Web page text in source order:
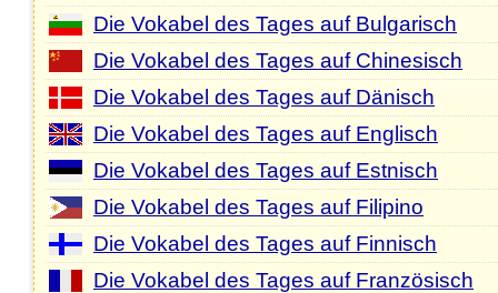
Die Vokabel des Tages auf Bulgarisch
Die Vokabel des Tages auf Chinesisch
Die Vokabel des Tages auf Dänisch
Die Vokabel des Tages auf Englisch
Die Vokabel des Tages auf Estnisch
Die Vokabel des Tages auf Filipino
Die Vokabel des Tages auf Finnisch
Die Vokabel des Tages auf Französisch